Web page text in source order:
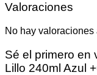
Valoraciones
No hay valoraciones
Sé el primero en
Lillo 240ml Azul